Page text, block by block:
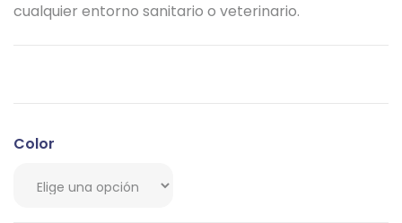
cualquier entorno sanitario o veterinario.
Color